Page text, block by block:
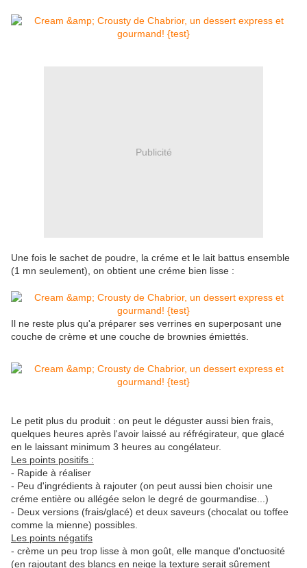
Publicité
Une fois le sachet de poudre, la créme et le lait battus ensemble
(1 mn seulement), on obtient une créme bien lisse :
Il ne reste plus qu'a préparer ses verrines en superposant une
couche de crème et une couche de brownies émiettés.
Le petit plus du produit : on peut le déguster aussi bien frais,
quelques heures après l'avoir laissé au réfrégirateur, que glacé
en le laissant minimum 3 heures au congélateur.
Les points positifs :
- Rapide à réaliser
- Peu d'ingrédients à rajouter (on peut aussi bien choisir une
créme entière ou allégée selon le degré de gourmandise...)
- Deux versions (frais/glacé) et deux saveurs (chocalat ou toffee
comme la mienne) possibles.
Les points négatifs
- crème un peu trop lisse à mon goût, elle manque d'onctuosité
(en rajoutant des blancs en neige la texture serait sûrement